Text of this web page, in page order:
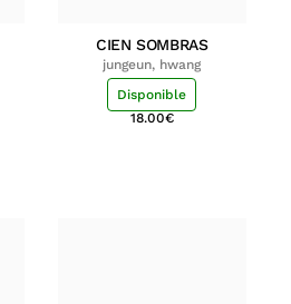
CIEN SOMBRAS
jungeun, hwang
Disponible
18.00€